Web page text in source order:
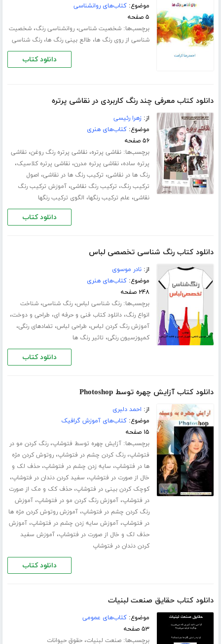
موضوع:کتاب‌های روانشناسی
۵ صفحه
برچسب‌ها:شخصیت شناسی،روانشناسی رنگ،شخصیت
شناسی از روی رنگ ها، طالع بینی رنگ ها،رنگ شناسی
دانلود کتاب
دانلود کتاب معرفی چند رنگ کاربردی در نقاشی پرتره
از:زهرا رئیسی
موضوع:کتاب‌های هنری
۵۶ صفحه
برچسب‌ها:نقاشی پرتره،نقاشی پرتره رنگ روغن،نقاشی
پرتره ساده،نقاشی پرتره مدرن،نقاشی پرتره کلاسیک،
رنگ ها در نقاشی، ترکیب رنگ ها در نقاشی، اصول
ترکیب رنگ، ترکیب رنگ نقاشی،آموزش ترکیب رنگ
نقاشی، علم ترکیب رنگها، الگوی ترکیب رنگها
دانلود کتاب
دانلود کتاب رنگ شناسى تخصصى لباس
از:نادر موسوی
موضوع:کتاب‌های هنری
۲۴۸ صفحه
برچسب‌ها:رنگ شناسی لباس،رنگ شناسی،شناخت
انواع رنگ،دانلود کتاب فنی و حرفه ای، طراحی و دوخت،
آموزش رنگ کردن لباس، طراحی لباس، تضادهای رنگی،
کمپوزسیون رنگی، تاثیر رنگ ها
دانلود کتاب
دانلود کتاب آزایش چهره توسط Photoshop
از: احمد دلبری
موضوع:کتاب‌های آموزش گرافیک
۱۵ صفحه
برچسب‌ها:آزایش چهره توسط فتوشاپ،رنگ کردن مو در
فتوشاپ،رنگ کردن چشم در فتوشاپ،روتوش کردن مژه
ها در فتوشاپ، سایه زدن چشم در فتوشاپ،حذف لک و
خال از صورت در فتوشاپ، سفید کردن دندان در فتوشاپ،
کوچک کردن بینی در فتوشاپ،حذف کک و مک از صورت
در فتوشاپ،آموزش رنگ کردن مو در فتوشاپ،آموزش
رنگ کردن چشم در فتوشاپ،آموزش روتوش کردن مژه ها
در فتوشاپ،آموزش سایه زدن چشم در فتوشاپ،آموزش
حذف لک و خال از صورت در فتوشاپ،آموزش سفید
کردن دندان در فتوشاپ
دانلود کتاب
دانلود کتاب حقایق صنعت لبنیات
موضوع:کتاب‌های عمومی
۵۳ صفحه
برچسب‌ها:صنعت لبنیات،حقوق حیوانات